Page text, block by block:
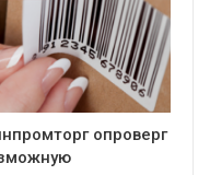
опроверг